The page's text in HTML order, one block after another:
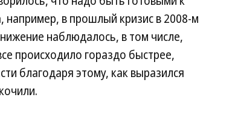
например, в прошлый кризис в 2008-м
наблюдалось, в том числе,
происходило гораздо быстрее,
благодаря этому, как выразился